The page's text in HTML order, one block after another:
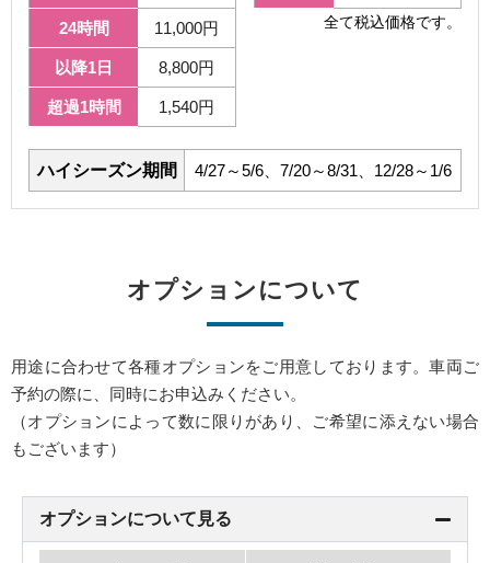
24時間 11,000円
以降1日 8,800円
超過1時間 1,540円
全て税込価格です。
ハイシーズン期間 4/27～5/6、7/20～8/31、12/28～1/6
オプションについて
用途に合わせて各種オプションをご用意しております。車両ご
予約の際に、同時にお申込みください。
（オプションによって数に限りがあり、ご希望に添えない場合
もございます）
オプションについて見る